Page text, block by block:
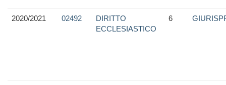
2020/2021 02492
DIRITTO
ECCLESIASTICO
6